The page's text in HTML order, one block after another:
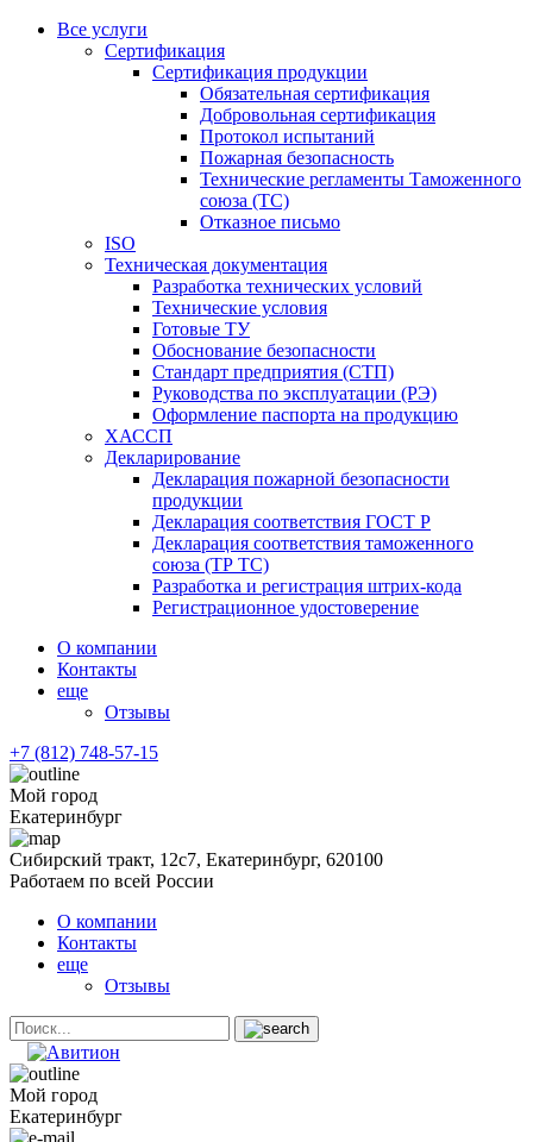
Все услуги
Сертификация
Сертификация продукции
Обязательная сертификация
Добровольная сертификация
Протокол испытаний
Пожарная безопасность
Технические регламенты Таможенного
союза (ТС)
Отказное письмо
ISO
Техническая документация
Разработка технических условий
Технические условия
Готовые ТУ
Обоснование безопасности
Стандарт предприятия (СТП)
Руководства по эксплуатации (РЭ)
Оформление паспорта на продукцию
ХАССП
Декларирование
Декларация пожарной безопасности
продукции
Декларация соответствия ГОСТ Р
Декларация соответствия таможенного
союза (ТР ТС)
Разработка и регистрация штрих-кода
Регистрационное удостоверение
О компании
Контакты
еще
Отзывы
+7 (812) 748-57-15
Мой город
Екатеринбург
Сибирский тракт, 12с7, Екатеринбург, 620100
Работаем по всей России
О компании
Контакты
еще
Отзывы
Мой город
Екатеринбург